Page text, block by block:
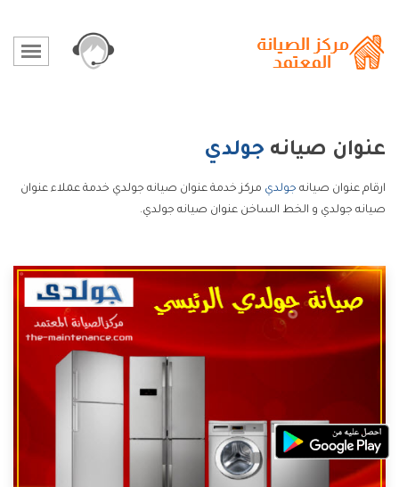
عنوان صيانه جولدي
ارقام عنوان صيانه جولدي مركز خدمة عنوان صيانه جولدي خدمة عملاء عنوان
صيانه جولدي و الخط الساخن عنوان صيانه جولدي.